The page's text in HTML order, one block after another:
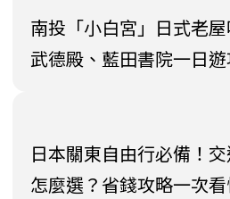
南投「小白宮」日式老
武德殿、藍田書院一日
日本關東自由行必備！
怎麼選？省錢攻略一次